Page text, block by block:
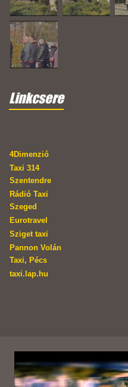
Linkcsere
4Dimenzió
Taxi 314
Szentendre
Rádió Taxi
Szeged
Eurotravel
Sziget taxi
Pannon Volán
Taxi, Pécs
taxi.lap.hu